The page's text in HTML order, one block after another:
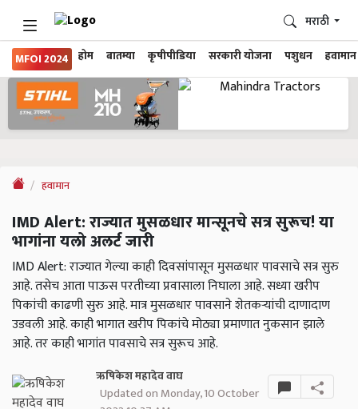
MFOI 2024 होम बातम्या कृषीपीडिया सरकारी योजना पशुधन हवामान
मराठी
हवामान
IMD Alert: राज्यात मुसळधार मान्सूनचे सत्र सुरूच! या
भागांना यलो अलर्ट जारी
IMD Alert: राज्यात गेल्या काही दिवसांपासून मुसळधार पावसाचे सत्र सुरु
आहे. तसेच आता पाऊस परतीच्या प्रवासाला निघाला आहे. सध्या खरीप
पिकांची काढणी सुरु आहे. मात्र मुसळधार पावसाने शेतकऱ्यांची दाणादाण
उडवली आहे. काही भागात खरीप पिकांचे मोठ्या प्रमाणात नुकसान झाले
आहे. तर काही भागांत पावसाचे सत्र सुरूच आहे.
ऋषिकेश महादेव वाघ
Updated on Monday, 10 October